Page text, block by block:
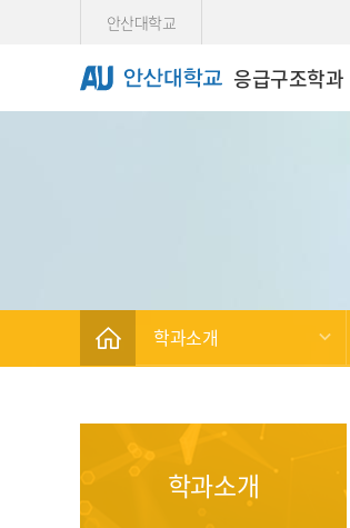
Skip Menu
안산대학교
응급구조학과
학과소개
학과소개